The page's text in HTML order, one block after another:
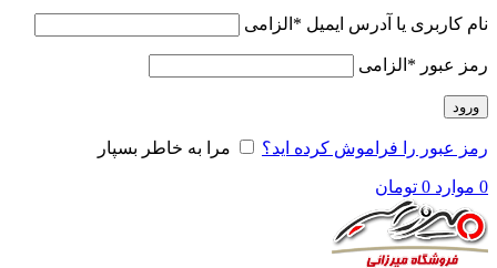
نام کاربری یا آدرس ایمیل * الزامی
رمز عبور * الزامی
ورود
رمز عبور را فراموش کرده اید؟ مرا به خاطر بسپار
0 موارد 0 تومان